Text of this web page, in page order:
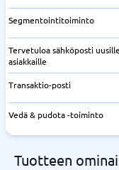
Segmentointitoiminto
Tervetuloa sähköposti uusille
asiakkaille
Transaktio-posti
Vedä & pudota -toiminto
Tuotteen